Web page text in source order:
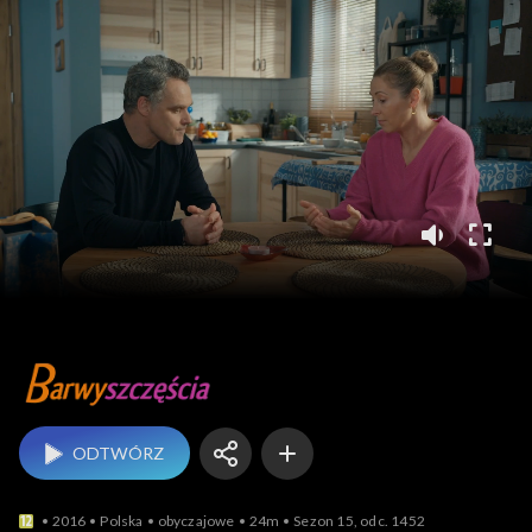
Barwy szczęścia
ODTWÓRZ
2016 Polska obyczajowe 24m Sezon 15, odc. 1452